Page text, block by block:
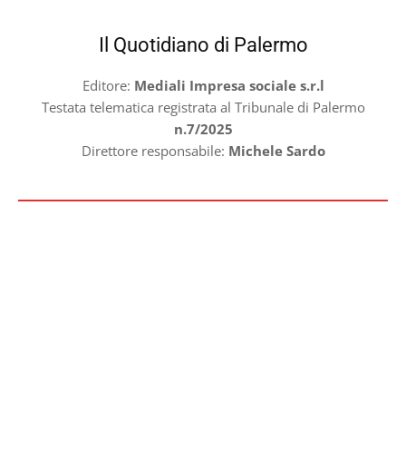
Il Quotidiano di Palermo
Editore: Mediali Impresa sociale s.r.l
Testata telematica registrata al Tribunale di Palermo
n.7/2025
Direttore responsabile: Michele Sardo